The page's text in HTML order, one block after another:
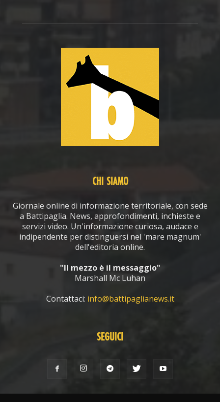
CHI SIAMO
Giornale online di informazione territoriale, con sede
a Battipaglia. News, approfondimenti, inchieste e
servizi video. Un'informazione curiosa, audace e
indipendente per distinguersi nel 'mare magnum'
dell'editoria online.
"Il mezzo è il messaggio"
Marshall Mc Luhan
Contattaci: info@battipaglianews.it
SEGUICI